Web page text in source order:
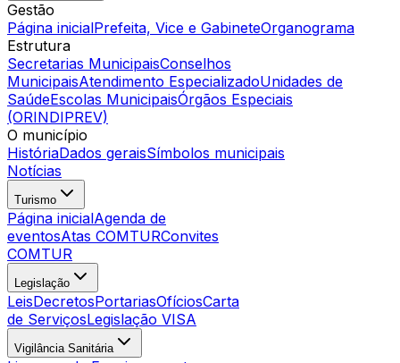
Gestão
Página inicialPrefeita, Vice e GabineteOrganograma
Estrutura
Secretarias MunicipaisConselhos
MunicipaisAtendimento EspecializadoUnidades de
SaúdeEscolas MunicipaisÓrgãos Especiais
(ORINDIPREV)
O município
HistóriaDados geraisSímbolos municipais
Notícias
Turismo
Página inicialAgenda de
eventosAtas COMTURConvites
COMTUR
Legislação
LeisDecretosPortariasOfíciosCarta
de ServiçosLegislação VISA
Vigilância Sanitária